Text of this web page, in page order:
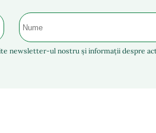
newsletter-ul nostru și informații despre